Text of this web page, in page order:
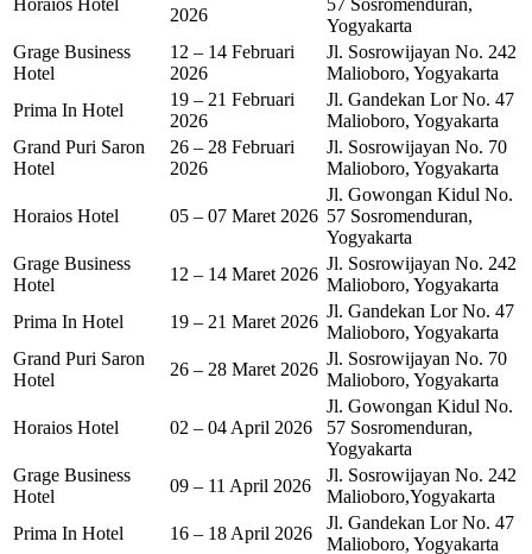
2026
Yogyakarta
Grage Business
Hotel
12 – 14 Februari
2026
Jl. Sosrowijayan No. 242
Malioboro, Yogyakarta
Prima In Hotel
19 – 21 Februari
2026
Jl. Gandekan Lor No. 47
Malioboro, Yogyakarta
Grand Puri Saron
Hotel
26 – 28 Februari
2026
Jl. Sosrowijayan No. 70
Malioboro, Yogyakarta
Horaios Hotel 05 – 07 Maret 2026
Jl. Gowongan Kidul No.
57 Sosromenduran,
Yogyakarta
Grage Business
Hotel
12 – 14 Maret 2026
Jl. Sosrowijayan No. 242
Malioboro, Yogyakarta
Prima In Hotel
19 – 21 Maret 2026
Jl. Gandekan Lor No. 47
Malioboro, Yogyakarta
Grand Puri Saron
Hotel
26 – 28 Maret 2026
Jl. Sosrowijayan No. 70
Malioboro, Yogyakarta
Horaios Hotel 02 – 04 April 2026
Jl. Gowongan Kidul No.
57 Sosromenduran,
Yogyakarta
Grage Business
Hotel
09 – 11 April 2026
Jl. Sosrowijayan No. 242
Malioboro,Yogyakarta
Prima In Hotel
16 – 18 April 2026
Jl. Gandekan Lor No. 47
Malioboro, Yogyakarta